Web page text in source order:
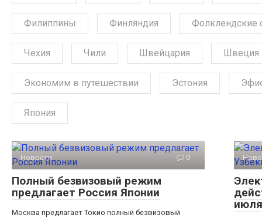
Филиппины Финляндия Фолклендские
Чехия Чили Швейцария Швеция
Экономим в путешествии Эстония
Япония
Новости 0
Полный безвизовый режим
предлагает Россия Японии
Москва предлагает Токио полный безвизовый
июля